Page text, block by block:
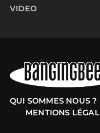
VIDEO
QUI SOMMES NOUS ?
MENTIONS